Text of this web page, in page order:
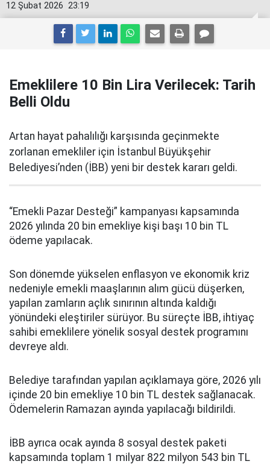
23:19
12 Şubat 2026
Emeklilere 10 Bin Lira Verilecek: Tarih
Belli Oldu
Artan hayat pahalılığı karşısında geçinmekte
zorlanan emekliler için İstanbul Büyükşehir
Belediyesi’nden (İBB) yeni bir destek kararı geldi.
“Emekli Pazar Desteği” kampanyası kapsamında
2026 yılında 20 bin emekliye kişi başı 10 bin TL
ödeme yapılacak.
Son dönemde yükselen enflasyon ve ekonomik kriz
nedeniyle emekli maaşlarının alım gücü düşerken,
yapılan zamların açlık sınırının altında kaldığı
yönündeki eleştiriler sürüyor. Bu süreçte İBB, ihtiyaç
sahibi emeklilere yönelik sosyal destek programını
devreye aldı.
Belediye tarafından yapılan açıklamaya göre, 2026 yılı
içinde 20 bin emekliye 10 bin TL destek sağlanacak.
Ödemelerin Ramazan ayında yapılacağı bildirildi.
İBB ayrıca ocak ayında 8 sosyal destek paketi
kapsamında toplam 1 milyar 822 milyon 543 bin TL